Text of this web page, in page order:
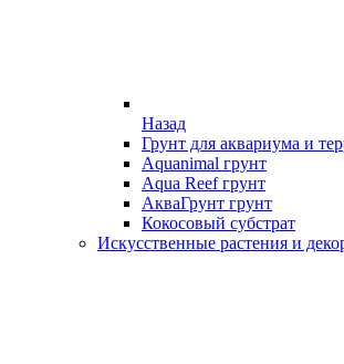
Назад
Грунт для аквариума и
Aquanimal грунт
Aqua Reef грунт
АкваГрунт грунт
Кокосовый субстрат
Искусственные растения и